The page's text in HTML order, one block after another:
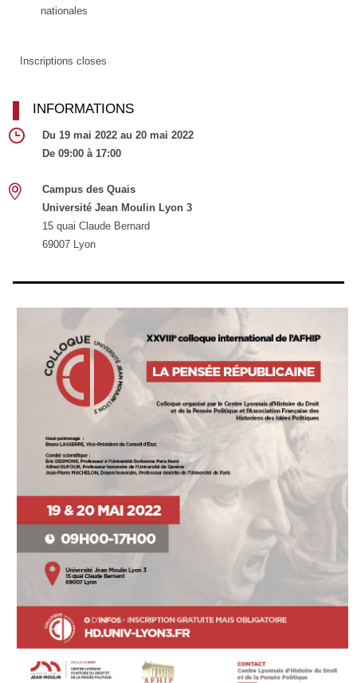
nationales
Inscriptions closes
INFORMATIONS
Du 19 mai 2022 au 20 mai 2022
De 09:00 à 17:00
Campus des Quais
Université Jean Moulin Lyon 3
15 quai Claude Bernard
69007 Lyon